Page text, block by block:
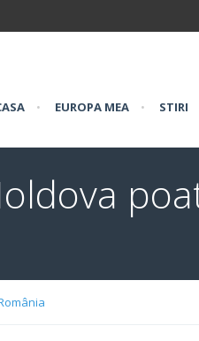
• EUROPA MEA • STIRI